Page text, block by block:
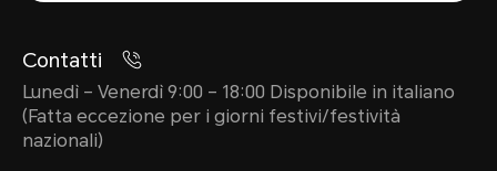
Contatti
Lunedì – Venerdì 9:00 – 18:00 Disponibile in italiano
(Fatta eccezione per i giorni festivi/festività
nazionali)